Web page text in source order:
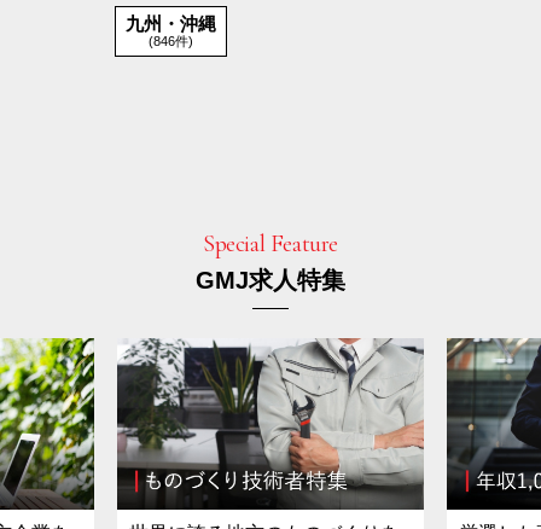
九州・沖縄
(846件)
GMJ求人特集
Special Feature